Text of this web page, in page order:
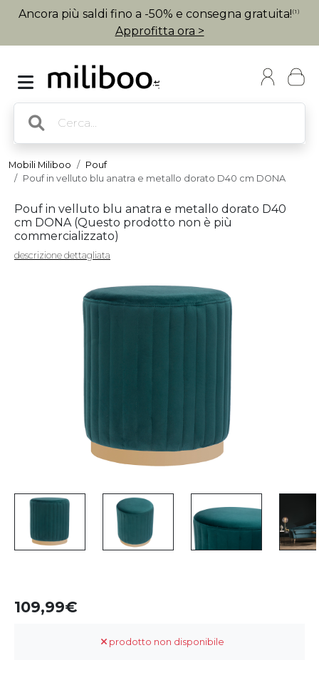
Ancora più saldi fino a -50% e consegna gratuita! (1)
Approfitta ora >
Mobili Miliboo
Pouf
Pouf in velluto blu anatra e metallo dorato D40 cm DONA
Pouf in velluto blu anatra e metallo dorato D40
cm DONA (Questo prodotto non è più
commercializzato)
descrizione dettagliata
109,99
prodotto non disponibile